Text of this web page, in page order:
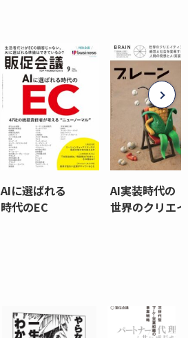
AIに選ばれる
時代のEC
AI実装時代の
世界のクリエ